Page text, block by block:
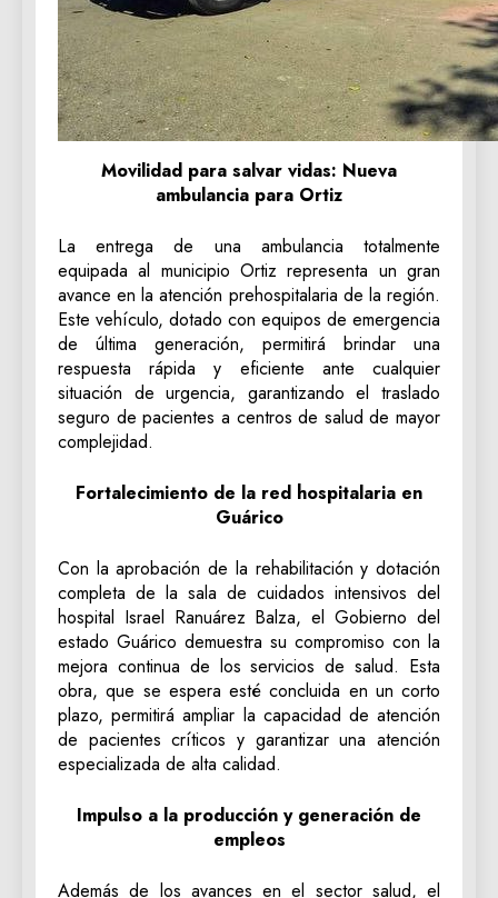
Movilidad para salvar vidas: Nueva
ambulancia para Ortiz
La entrega de una ambulancia totalmente
equipada al municipio Ortiz representa un gran
avance en la atención prehospitalaria de la región.
Este vehículo, dotado con equipos de emergencia
de última generación, permitirá brindar una
respuesta rápida y eficiente ante cualquier
situación de urgencia, garantizando el traslado
seguro de pacientes a centros de salud de mayor
complejidad.
Fortalecimiento de la red hospitalaria en
Guárico
Con la aprobación de la rehabilitación y dotación
completa de la sala de cuidados intensivos del
hospital Israel Ranuárez Balza, el Gobierno del
estado Guárico demuestra su compromiso con la
mejora continua de los servicios de salud. Esta
obra, que se espera esté concluida en un corto
plazo, permitirá ampliar la capacidad de atención
de pacientes críticos y garantizar una atención
especializada de alta calidad.
Impulso a la producción y generación de
empleos
Además de los avances en el sector salud, el